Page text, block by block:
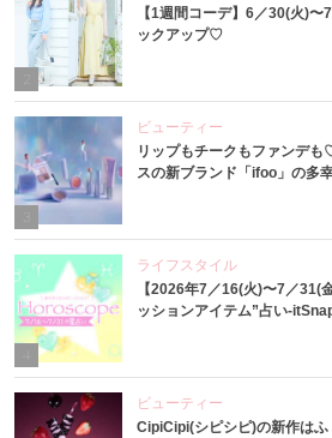
【1週間コーデ】6／30(火)
ックアップ♡
3
ビューティー
リップもチークもファンデ
スの新ブランド「ifoo」の多
4
ライフスタイル
【2026年7／16(火)〜7／31(
ッションアイテム”占い-
ビューティー
CipiCipi(シピシピ)の新作は